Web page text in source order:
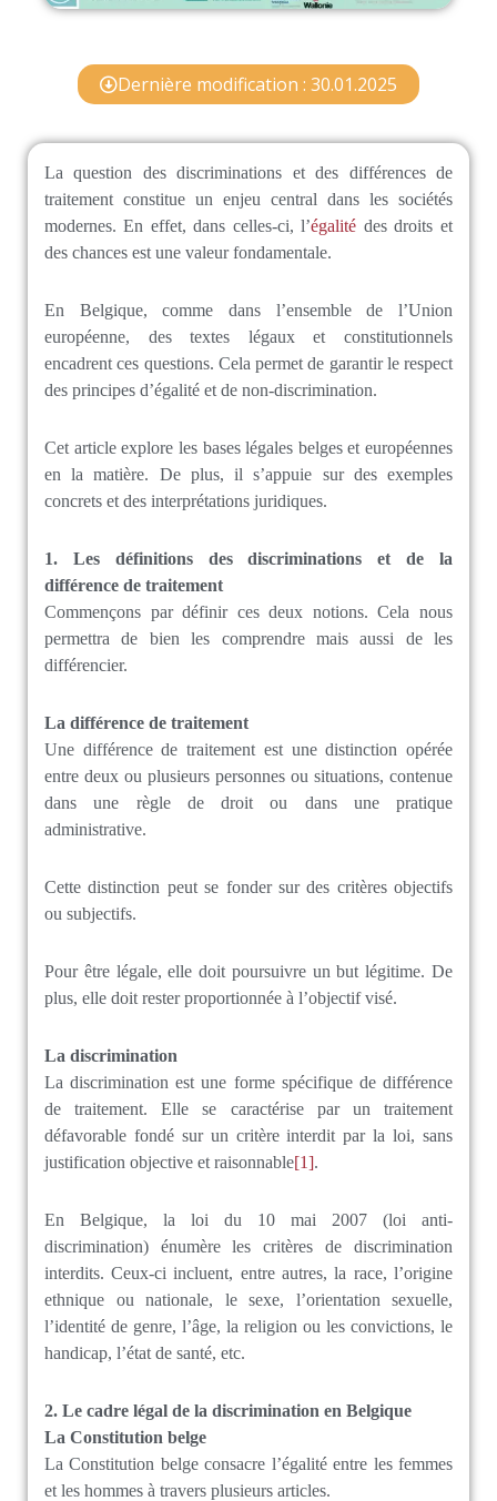
Dernière modification : 30.01.2025
La question des discriminations et des différences de
traitement constitue un enjeu central dans les sociétés
modernes. En effet, dans celles-ci, l’égalité des droits et
des chances est une valeur fondamentale.
En Belgique, comme dans l’ensemble de l’Union
européenne, des textes légaux et constitutionnels
encadrent ces questions. Cela permet de garantir le respect
des principes d’égalité et de non-discrimination.
Cet article explore les bases légales belges et européennes
en la matière. De plus, il s’appuie sur des exemples
concrets et des interprétations juridiques.
1. Les définitions des discriminations et de la
différence de traitement
Commençons par définir ces deux notions. Cela nous
permettra de bien les comprendre mais aussi de les
différencier.
La différence de traitement
Une différence de traitement est une distinction opérée
entre deux ou plusieurs personnes ou situations, contenue
dans une règle de droit ou dans une pratique
administrative.
Cette distinction peut se fonder sur des critères objectifs
ou subjectifs.
Pour être légale, elle doit poursuivre un but légitime. De
plus, elle doit rester proportionnée à l’objectif visé.
La discrimination
La discrimination est une forme spécifique de différence
de traitement. Elle se caractérise par un traitement
défavorable fondé sur un critère interdit par la loi, sans
justification objective et raisonnable[1].
En Belgique, la loi du 10 mai 2007 (loi anti-
discrimination) énumère les critères de discrimination
interdits. Ceux-ci incluent, entre autres, la race, l’origine
ethnique ou nationale, le sexe, l’orientation sexuelle,
l’identité de genre, l’âge, la religion ou les convictions, le
handicap, l’état de santé, etc.
2. Le cadre légal de la discrimination en Belgique
La Constitution belge
La Constitution belge consacre l’égalité entre les femmes
et les hommes à travers plusieurs articles.